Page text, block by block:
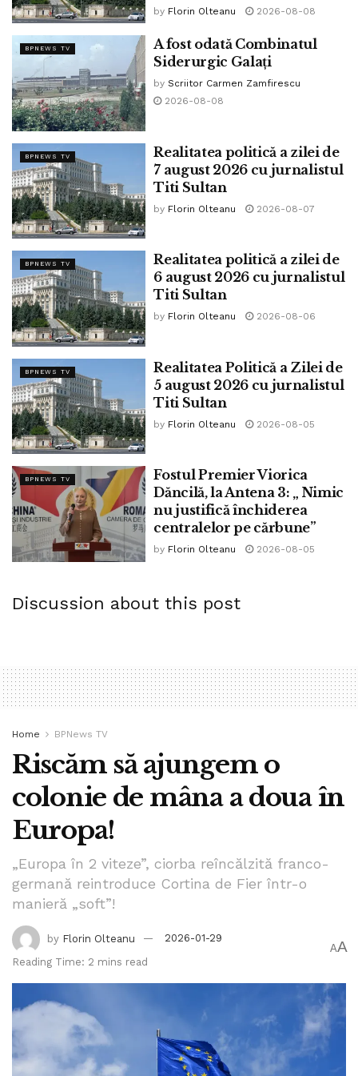
by Florin Olteanu 2026-08-08
BPNEWS TV
A fost odată Combinatul
Siderurgic Galați
by Scriitor Carmen Zamfirescu
2026-08-08
BPNEWS TV
Realitatea politică a zilei de
7 august 2026 cu jurnalistul
Titi Sultan
by Florin Olteanu 2026-08-07
BPNEWS TV
Realitatea politică a zilei de
6 august 2026 cu jurnalistul
Titi Sultan
by Florin Olteanu 2026-08-06
BPNEWS TV
Realitatea Politică a Zilei de
5 august 2026 cu jurnalistul
Titi Sultan
by Florin Olteanu 2026-08-05
BPNEWS TV
Fostul Premier Viorica
Dăncilă, la Antena 3: „ Nimic
nu justifică închiderea
centralelor pe cărbune”
by Florin Olteanu 2026-08-05
Discussion about this post
Home BPNews TV
Riscăm să ajungem o
colonie de mâna a doua în
Europa!
„Europa în 2 viteze”, ciorba reîncălzită franco-
germană reintroduce Cortina de Fier într-o
manieră „soft”!
by Florin Olteanu
2026-01-29
Reading Time: 2 mins read
AA